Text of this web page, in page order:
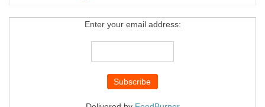
Enter your email address: